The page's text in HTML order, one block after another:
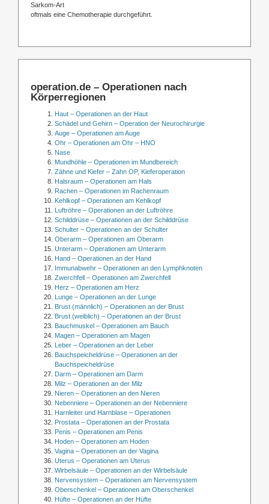
Sarkom-Art
oftmals eine Chemotherapie durchgeführt.
operation.de – Operationen nach
Körperregionen
Haut – Operationen an der Haut
Schädel und Gehirn – Operation der Neurochirurgie
Auge – Operationen am Auge
Ohr – Operationen am Ohr – HNO
Nase
Mundhöhle – Operationen im Mundbereich
Zähne und Kiefer – Zahn OP, Kieferoperation
Halsraum – Operationen am Hals
Rachen – Operationen im Rachenraum
Kehlkopf – Operationen am Kehlkopf
Luftröhre – Operationen an der Luftröhre
Schilddrüse – Operationen an der Schilddrüse
Schulter – Operationen an der Schulter
Oberarm – Operationen am Oberarm
Unterarm – Operationen am Unterarm
Hand – Operationen an der Hand
Immunabwehr – Operationen an den Lymphknoten
Zwerchfell – Operationen am Zwerchfell
Herz – Operationen am Herz
Lunge – Operationen an der Lunge
Brust (männlich) – Operationen an der Brust
Brust (weiblich) – Operationen an der Brust
Bauchmuskel – Operationen am Bauch
Magen – Operationen am Magen
Leber – Operationen an der Leber
Bauchspeicheldrüse – Operationen an der
Bauchspeicheldrüse
Darm – Operationen am Darm
Milz – Operationen an der Milz
Nieren – Operationen an den Nieren
Nebenniere – Operationen an der Nebenniere
Harnleiter und Harnblase – Operationen
Prostata – Operationen an der Prostata
Penis – Operationen am Penis
Hoden – Operationen am Hoden
Vagina – Operationen an der Vagina
Uterus – Operationen am Uterus
Wirbelsäule – Operationen an der Wirbelsäule
Nervensystem – Operationen am Nervensystem
Oberschenkel – Operationen am Oberschenkel
Hüfte – Operationen an der Hüfte